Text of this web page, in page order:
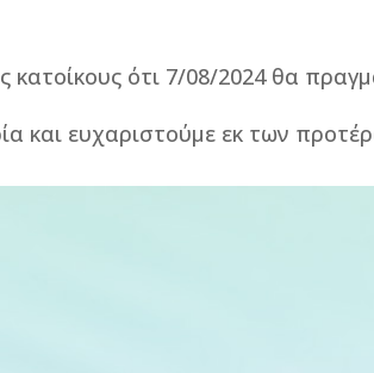
κατοίκους ότι 7/08/2024 θα
και ευχαριστούμε εκ των